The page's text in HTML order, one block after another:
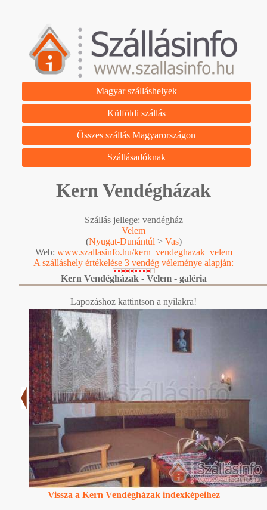
Magyar szálláshelyek
Külföldi szállás
Összes szállás Magyarországon
Szállásadóknak
Kern Vendégházak
Szállás jellege: vendégház
Velem
(Nyugat-Dunántúl > Vas)
Web: www.szallasinfo.hu/kern_vendeghazak_velem
A szálláshely értékelése 3 vendég véleménye alapján:
Kern Vendégházak - Velem - galéria
Lapozáshoz kattintson a nyilakra!
Vissza a Kern Vendégházak indexképeihez